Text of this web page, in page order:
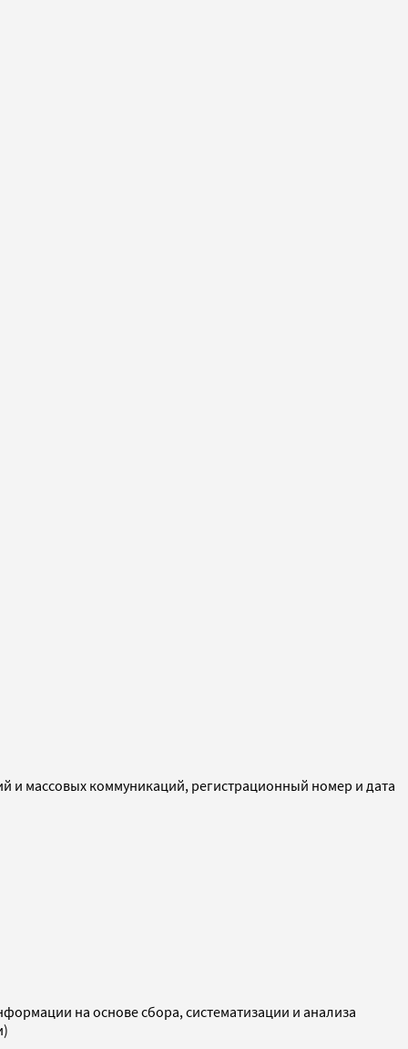
и массовых коммуникаций, регистрационный номер и дата
на основе сбора, систематизации и анализа